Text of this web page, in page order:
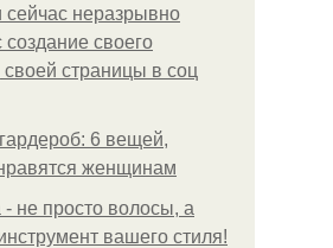
сейчас неразрывно
создание своего
своей страницы в соц
6 вещей,
женщинам
- не просто волосы, а
вашего стиля!